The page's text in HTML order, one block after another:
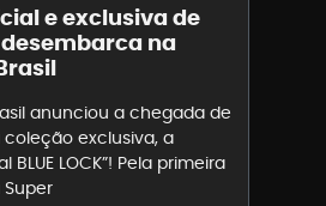
e exclusiva de
desembarca na
anunciou a chegada de
exclusiva, a
BLUE LOCK”! Pela primeira
Super